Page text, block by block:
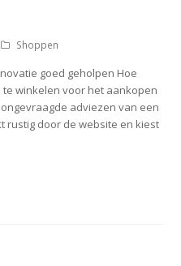
Shoppen
goed geholpen Hoe
winkelen voor het aankopen
adviezen van een
rustig door de website en kiest